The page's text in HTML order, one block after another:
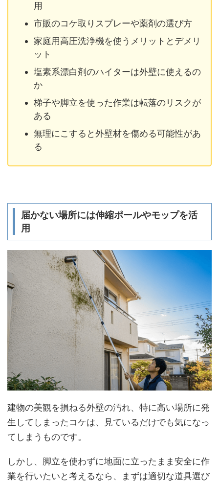
用
市販のコケ取りスプレーや薬剤の選び方
家庭用高圧洗浄機を使うメリットとデメリ
ット
塩素系漂白剤のハイターは外壁に使えるの
か
梯子や脚立を使った作業は転落のリスクが
ある
無理にこすると外壁材を傷める可能性があ
る
届かない場所には伸縮ポールやモップを活
用
建物の美観を損ねる外壁の汚れ、特に高い場所に発
生してしまったコケは、見ているだけでも気になっ
てしまうものです。
しかし、脚立を使わずに地面に立ったまま安全に作
業を行いたいと考えるなら、まずは適切な道具選び